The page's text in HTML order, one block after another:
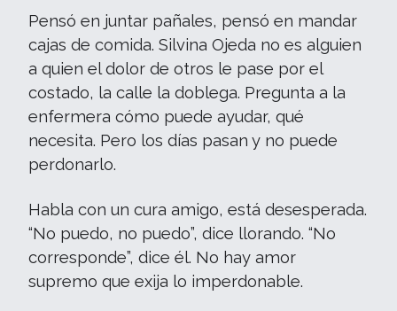
Pensó en juntar pañales, pensó en mandar
cajas de comida. Silvina Ojeda no es alguien
a quien el dolor de otros le pase por el
costado, la calle la doblega. Pregunta a la
enfermera cómo puede ayudar, qué
necesita. Pero los días pasan y no puede
perdonarlo.
Habla con un cura amigo, está desesperada.
“No puedo, no puedo”, dice llorando. “No
corresponde”, dice él. No hay amor
supremo que exija lo imperdonable.